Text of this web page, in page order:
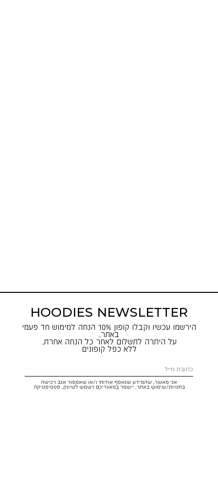
HOODIES NEWSLETTER
הירשמו עכשיו וקבלו קופון 10% הנחה למימוש חד פעמי
באתר.
על היתרה לתשלום לאחר כל הנחה אחרת.
ללא כפל קופונים
אני מאשר, שהמידע שנאסף אודותי ו/או שאמסור אגב רכישה
בחנויות/שימוש באתר, יישמר במאגריכם וישמש לשיווק, סטטיסטיקה
והתאמת הטבות לצרכיי, בהתאם
לתקנון ולמדיניות הפרטיות
. ידוע לי שזכותי